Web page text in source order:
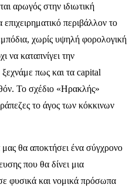
αρωγός στην ιδιωτική
περιβάλλον το
χωρίς υψηλή φορολογική
να καταπνίγει την
ξεχνάμε πως και τα capital
Το σχέδιο «Ηρακλής»
το άγος των κόκκινων
θα αποκτήσει ένα σύγχρονο
που θα δίνει μια
φυσικά και νομικά πρόσωπα